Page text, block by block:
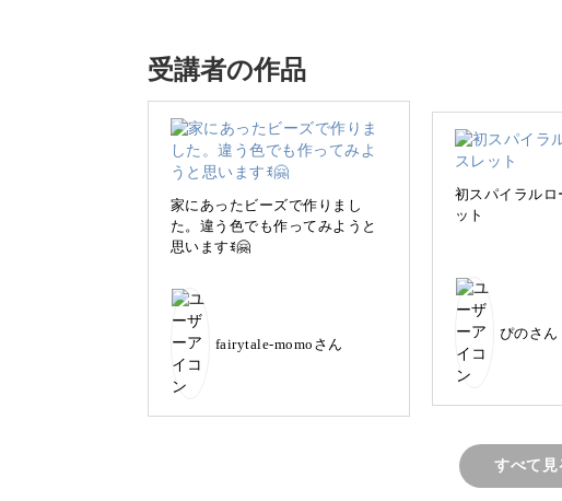
ます。
「スパイラルロープ」という、ビーズステッ
針と糸、ビーズの扱い方から丁寧にご紹介し
う方も気軽に取り組んでくださいね。
光の反射で輝き、腕周りを明るく見せてくれ
う。
受講者の作品
家にあったビーズで作りまし
た。違う色でも作ってみようと
思いますꉂ🤗
fairytale-momoさん
初スパイラルロ
ット
ぴのさん
すべて見